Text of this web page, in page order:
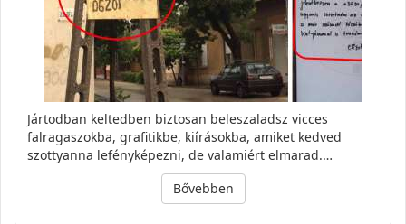
Jártodban keltedben biztosan beleszaladsz vicces
falragaszokba, grafitikbe, kiírásokba, amiket kedved
szottyanna lefényképezni, de valamiért elmarad.…
Bővebben